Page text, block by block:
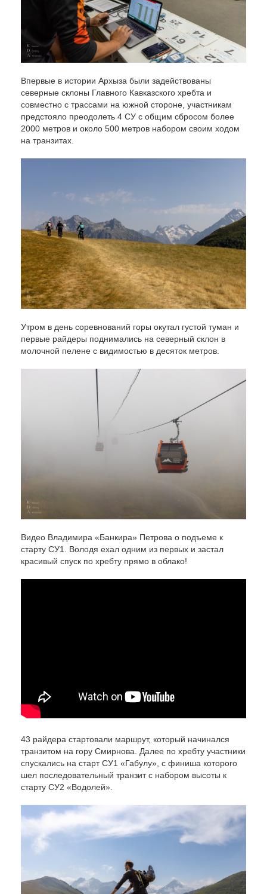
Впервые в истории Архыза были задействованы
северные склоны Главного Кавказского хребта и
совместно с трассами на южной стороне, участникам
предстояло преодолеть 4 СУ с общим сбросом более
2000 метров и около 500 метров набором своим ходом
на транзитах.
Утром в день соревнований горы окутал густой туман и
первые райдеры поднимались на северный склон в
молочной пелене с видимостью в десяток метров.
Видео Владимира «Банкира» Петрова о подъеме к
старту СУ1. Володя ехал одним из первых и застал
красивый спуск по хребту прямо в облако!
43 райдера стартовали маршрут, который начинался
транзитом на гору Смирнова. Далее по хребту участники
спускались на старт СУ1 «Габулу», с финиша которого
шел последовательный транзит с набором высоты к
старту СУ2 «Водолей».